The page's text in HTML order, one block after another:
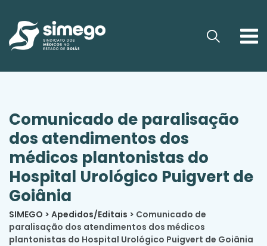
Comunicado de paralisação
dos atendimentos dos
médicos plantonistas do
Hospital Urológico Puigvert de
Goiânia
SIMEGO > Apedidos/Editais > Comunicado de
paralisação dos atendimentos dos médicos
plantonistas do Hospital Urológico Puigvert de Goiânia